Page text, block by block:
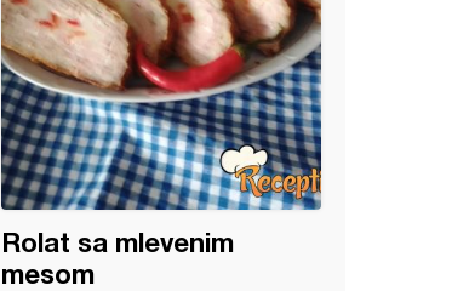
Rolat sa mlevenim
mesom